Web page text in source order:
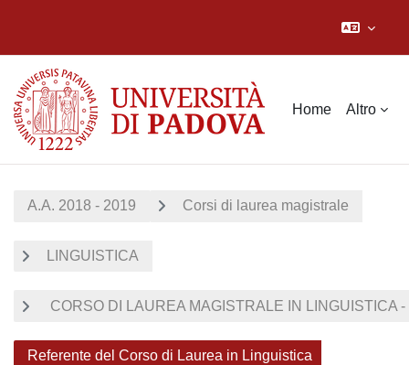
Home Altro
A.A. 2018 - 2019 Corsi di laurea magistrale
LINGUISTICA
CORSO DI LAUREA MAGISTRALE IN LINGUISTICA
Referente del Corso di Laurea in Linguistica